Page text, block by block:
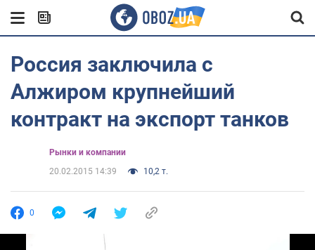
Россия заключила с
Алжиром крупнейший
контракт на экспорт танков
Рынки и компании
20.02.2015 14:39
10,2 т.
0